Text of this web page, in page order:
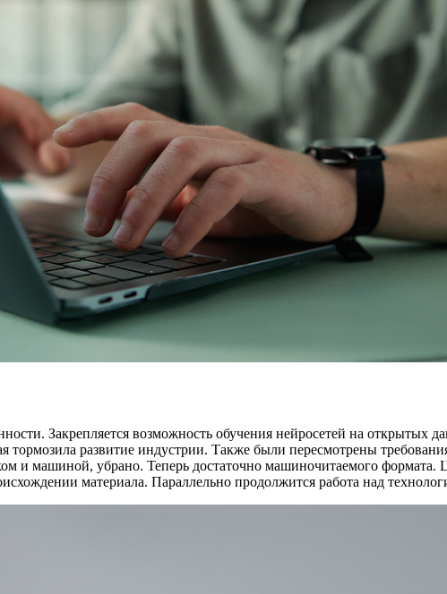
Закрепляется возможность обучения нейросетей на открытых
тормозила развитие индустрии. Также были пересмотрены
и машиной, убрано. Теперь достаточно машиночитаемого формата.
материала. Параллельно продолжится работа над